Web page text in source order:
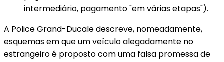
intermediário, pagamento "em várias etapas").
A Police Grand-Ducale descreve, nomeadamente,
esquemas em que um veículo alegadamente no
estrangeiro é proposto com uma falsa promessa de